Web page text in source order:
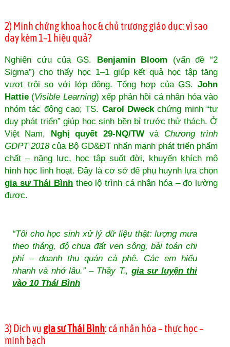
2) Minh chứng khoa học & chủ trương giáo dục: vì sao
dạy kèm 1–1 hiệu quả?
Nghiên cứu của GS. Benjamin Bloom (vấn đề “2
Sigma”) cho thấy học 1–1 giúp kết quả học tập tăng
vượt trội so với lớp đông. Tổng hợp của GS.John
Hattie(Visible Learning) xếp phản hồi cá nhân hóa vào
nhóm tác động cao; TS. Carol Dweckchứng minh “tư
duy phát triển” giúp học sinh bền bỉ trước thử thách. Ở
Việt Nam, Nghị quyết 29-NQ/TWvà Chương trình
GDPT 2018của Bộ GD&ĐT nhấn mạnh phát triển phẩm
chất – năng lực, học tập suốt đời, khuyến khích mô
hình học linh hoạt. Đây là cơ sở để phụ huynh lựa chọn
gia sư Thái Bìnhtheo lộ trình cá nhân hóa – đo lường
được.
“Tôi cho học sinh xử lý dữ liệu thật: lượng mưa
theo tháng, độ chua đất ven sông, bài toán chi
phí – doanh thu quán cà phê. Các em hiểu
nhanh và nhớ lâu.” – Thầy T.,gia sư luyện thi
vào 10 Thái Bình
3) Dịch vụ gia sư Thái Bình: cá nhân hóa – thực học –
minh bạch